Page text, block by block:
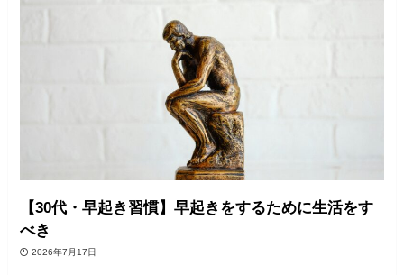
【30代・早起き習慣】早起きをするために生活をす
べき
2026年7月17日